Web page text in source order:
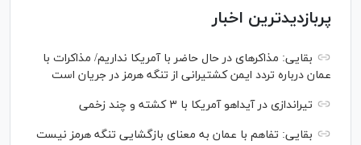
پربازدیدترین اخبار
بقایی: مذاکره‎ای در حال حاضر با آمریکا نداریم/ مذاکرات با
عمان درباره تردد ایمن کشتیرانی از تنگه هرمز در جریان است
تیراندازی در آیداهو آمریکا با ۳ کشته و چند زخمی
بقایی: تفاهم با عمان به معنای بازگشایی تنگه هرمز نیست